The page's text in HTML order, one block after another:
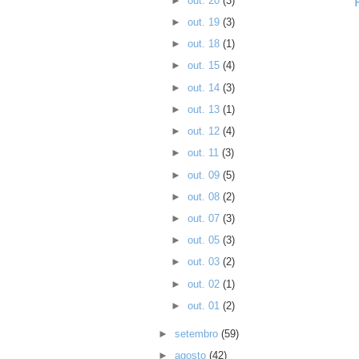
► out. 19 (3)
► out. 18 (1)
► out. 15 (4)
► out. 14 (3)
► out. 13 (1)
► out. 12 (4)
► out. 11 (3)
► out. 09 (5)
► out. 08 (2)
► out. 07 (3)
► out. 05 (3)
► out. 03 (2)
► out. 02 (1)
► out. 01 (2)
►setembro(59)
►agosto(42)